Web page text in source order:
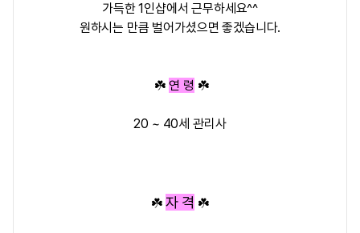
가득한 1인샵에서 근무하세요^^
원하시는 만큼 벌어가셨으면 좋겠습니다.
☘️ 연 령 ☘️
20 ~ 40세 관리사
☘️ 자 격 ☘️